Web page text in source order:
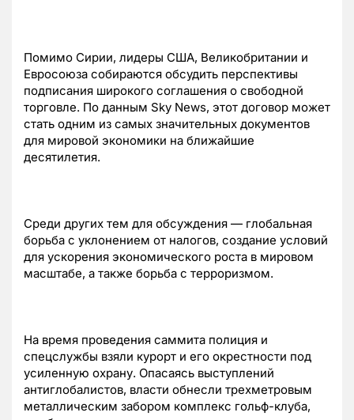
Помимо Сирии, лидеры США, Великобритании и
Евросоюза собираются обсудить перспективы
подписания широкого соглашения о свободной
торговле. По данным Sky News, этот договор может
стать одним из самых значительных документов
для мировой экономики на ближайшие
десятилетия.
Среди других тем для обсуждения — глобальная
борьба с уклонением от налогов, создание условий
для ускорения экономического роста в мировом
масштабе, а также борьба с терроризмом.
На время проведения саммита полиция и
спецслужбы взяли курорт и его окрестности под
усиленную охрану. Опасаясь выступлений
антиглобалистов, власти обнесли трехметровым
металлическим забором комплекс гольф-клуба,